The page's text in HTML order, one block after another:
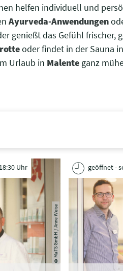
helfen individuell und
Ayurveda-Anwendungen
genießt das Gefühl frischer,
oder findet in der Sauna
Urlaub in Malente ganz
©
MaTS GmbH / Anne Weise
Uhr geöffnet -